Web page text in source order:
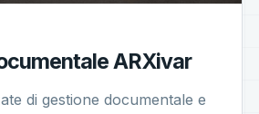
ARXivar
di gestione documentale e